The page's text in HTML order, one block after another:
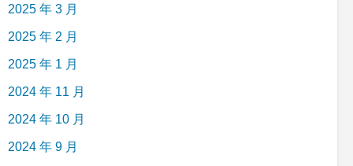
2025 年 3 月
2025 年 2 月
2025 年 1 月
2024 年 11 月
2024 年 10 月
2024 年 9 月